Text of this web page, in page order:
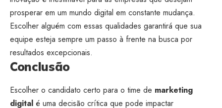
prosperar em um mundo digital em constante mudança.
Escolher alguém com essas qualidades garantirá que sua
equipe esteja sempre um passo à frente na busca por
resultados excepcionais.
Conclusão
Escolher o candidato certo para o time de marketing
digital é uma decisão crítica que pode impactar